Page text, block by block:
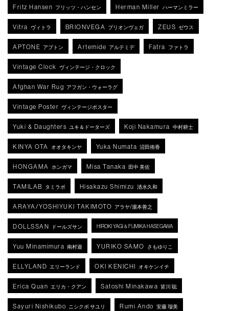
Fritz Hansen フリッツ・ハンセン Herman Miller ハーマンミラー
Vitra ヴィトラ BRIONVEGA ブリオンヴェガ ZEUS ゼウス
APTONE アプトン Artemide アルテミデ Fatra ファトラ
Vintage Clock ヴィンテージ・クロック
Afghan War Rug アフガン・ウォーラグ
Vintage Poster ヴィンテージポスター
Yuki & Daughters ユキ＆ドーターズ Koji Nakamura 中村耕士
KINYA OTA オオタキンヤ Yuka Numata 沼田侑香
HONGAMA ホンガマ Misa Tanaka 田中 美佐
TAMILAB タミラボ Hisakazu Shimizu 清水久和
ARAYA/YOSHIYUKI TAKIMOTO アラヤ/瀧本善之
DOLLSSAN ドールズサン HIROKI YAGI & FUMIKA HASEGAWA
Yuu Minamimura 南村遊 YURIKO SAMO さもゆりこ
ELLYLAND エリーランド OKI KENICHI オキケンイチ
Erica Quan エリカ・クアン Satoshi Minakawa 皆川 聡
Sayuri Nishikubo ニシクボ サユリ Rumi Ando 安藤 瑠美